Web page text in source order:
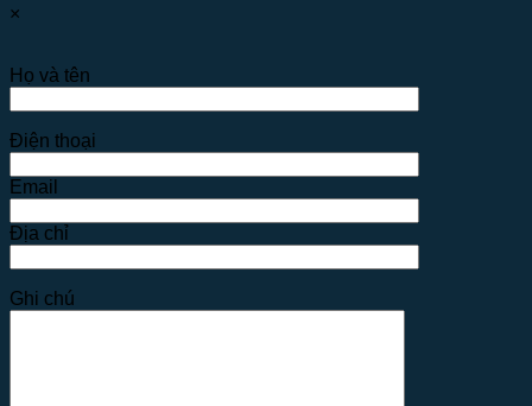
×
Họ và tên
Điện thoại
Email
Địa chỉ
Ghi chú